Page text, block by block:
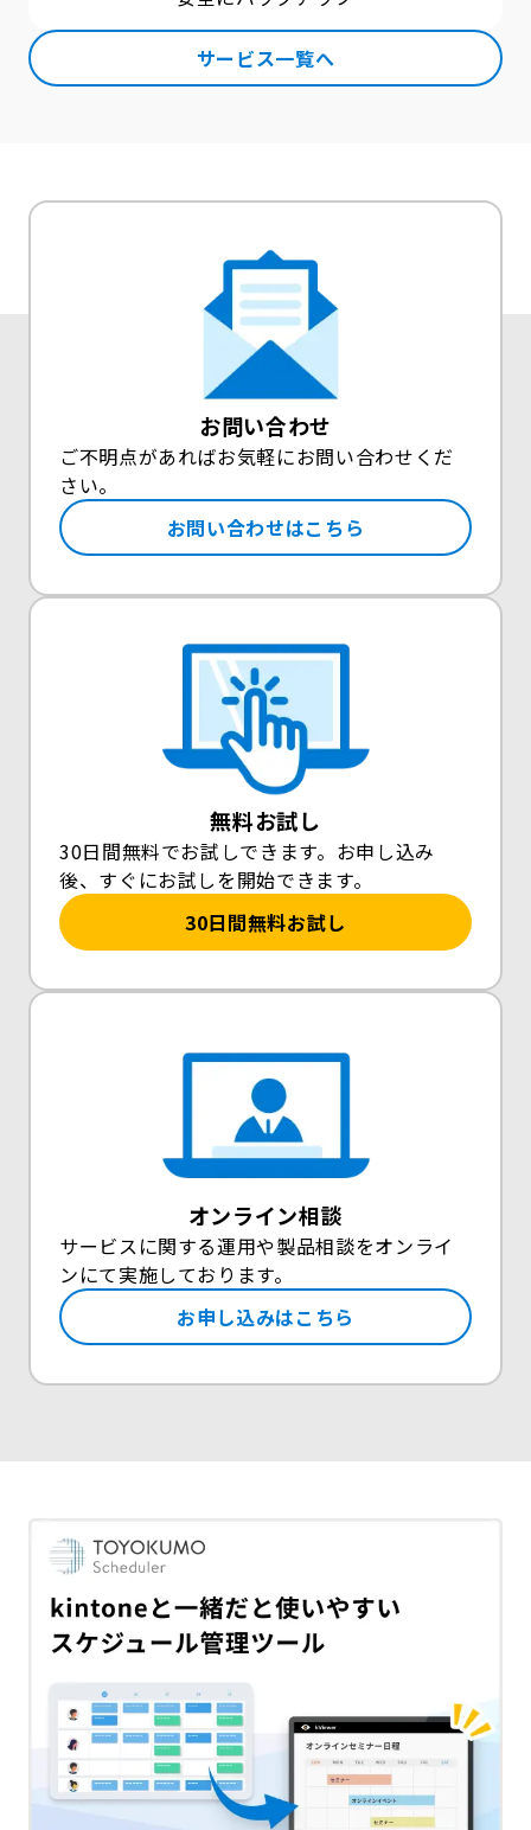
サービス一覧へ
お問い合わせ
ご不明点があればお気軽にお問い合わせくだ
さい。
お問い合わせはこちら
無料お試し
30日間無料でお試しできます。お申し込み
後、すぐにお試しを開始できます。
30日間無料お試し
オンライン相談
サービスに関する運用や製品相談をオンライ
ンにて実施しております。
お申し込みはこちら